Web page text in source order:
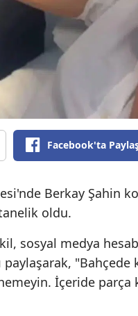
Facebook'ta
Berkay Şahin
oldu.
sosyal medya
"Bahçede
İçeride